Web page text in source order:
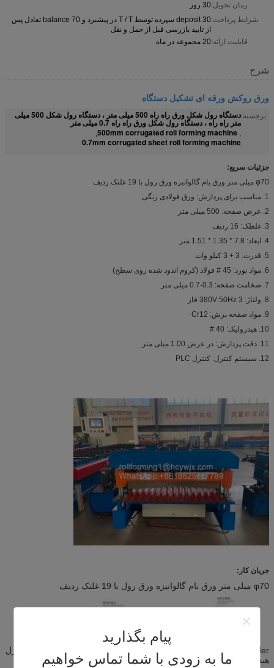
پیام بگذارید
ما به زودی با شما تماس خواهیم
زمان تحویل:30 روز
شرایط پرداخت:
30 deposit سپرده توسط T / T در پیشبرد و 70 balance تعادل پس
از تایید بازرسی قبل از حمل و نقل
قابلیت ارائه:20 مجموعه در ماه
شرح
ورق روکش ورقه ای تشکیل دستگاه
برجسته: دستگاه رول شکل ورق راه راه 500 میلی متر ، دستگاه رول شکل 500 میلی
متر راه راه ، دستگاه رول شکل ورق راه راه 0.7 میلی متر
,
500mm corrugated roll forming machine
,
0.7mm corrugated sheet roll forming machine
جزئیات سریع:
φ70 میلی متر ورق بام گالوانیزه ورق رول با 19 غلتک ردیف
1. مناسب برای پردازش: ورق فولادی رنگی
2. عرض صفحه: 500 میلی متر
3. غلطک: 16 ردیف
4. ابعاد: 7.8 * 1.35 * 1.51 متر
5. قدرت: 3 + 3 کیلو وات
6. مواد نورد: 45 # فولاد (کروم اندود شده روی سطح)
7. ضخامت صفحه: 0.3-0.7 میلی متر
8. ولتاژ: 380V 50Hz 3 فاز
9. مواد صفحه برش: Cr12
10. هیدرولیک: 40 #
11. دقت پردازش: در عرض 1.00 میلی متر
12. سیستم کنترل: کنترل PLC
جریان کار:
φ70 میلی متر ورق بام گالوانیزه ورق رول با 19 غلتک ردیف
Uncoiler دستی - دستگاه رول ساز - سیستم کنترل کامپیوتر - سیستم کنترل
هیدرولیک - برش